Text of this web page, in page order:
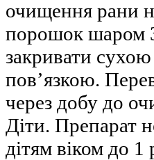
очищення рани
порошок шаром
закривати
пов’язкою.
через добу до
Діти. Препарат
дітям віком до 1